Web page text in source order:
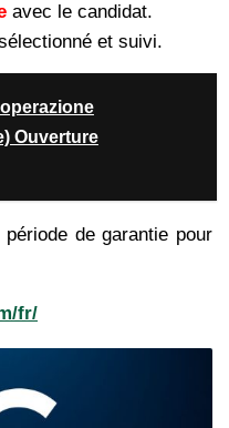
avec le candidat.
et suivi.
Ouverture
de garantie pour
fr/